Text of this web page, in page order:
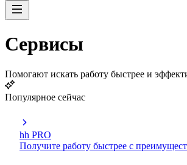
Сервисы
Помогают искать работу быстрее и
Популярное сейчас
hh PRO
Получите работу быстрее с